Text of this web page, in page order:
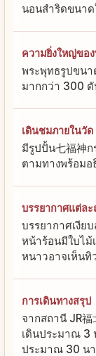
นอนสำริดขนาด
ความยิ่งใหญ่ขอ
พระพุทธรูปขนา
มากกว่า 300 ตั
เดินชมภายในวัด
มีรูปปั้น七福神ก
ตามทางพร้อมอ
บรรยากาศแต่ละ
บรรยากาศเงีย
หน้าร้อนมีใบไม้
หนาวอาจเห็นทิ
การเดินทางสรุป
จากสถานี JR福
เดินประมาณ 3
ประมาณ 30 น